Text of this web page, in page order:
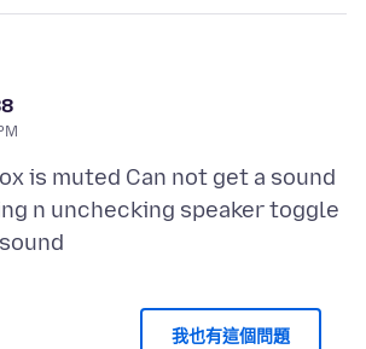
is muted Can not get a sound
n unchecking speaker toggle
我也有這個問題